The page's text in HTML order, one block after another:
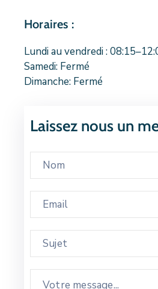
Horaires :
Lundi au vendredi :
Samedi: Fermé
Dimanche: Fermé
Laissez nous un